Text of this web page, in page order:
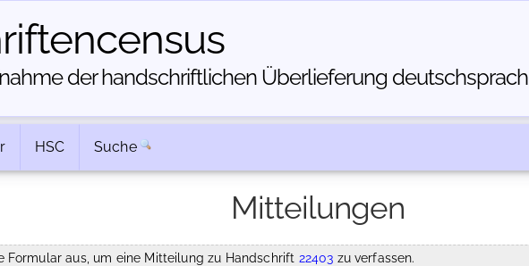
der handschriftlichen Über­lieferung
HSC Suche
Mitteilungen
Formular aus, um eine Mitteilung zu Handschrift 22403 zu verfassen.